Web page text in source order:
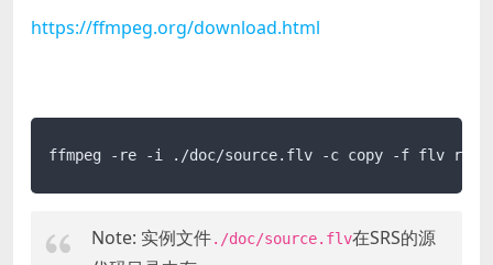
https://ffmpeg.org/download.html
Note: 实例文件./doc/source.flv在SRS的源